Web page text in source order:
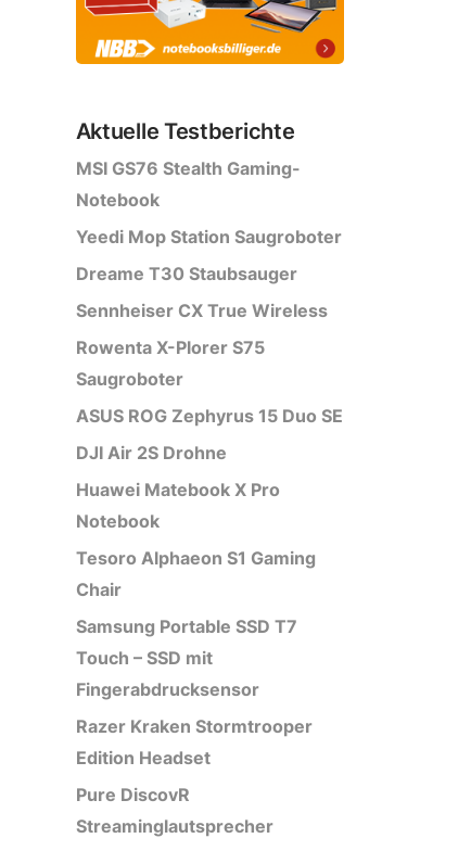
Aktuelle Testberichte
MSI GS76 Stealth Gaming-
Notebook
Yeedi Mop Station Saugroboter
Dreame T30 Staubsauger
Sennheiser CX True Wireless
Rowenta X-Plorer S75
Saugroboter
ASUS ROG Zephyrus 15 Duo SE
DJI Air 2S Drohne
Huawei Matebook X Pro
Notebook
Tesoro Alphaeon S1 Gaming
Chair
Samsung Portable SSD T7
Touch – SSD mit
Fingerabdrucksensor
Razer Kraken Stormtrooper
Edition Headset
Pure DiscovR
Streaminglautsprecher